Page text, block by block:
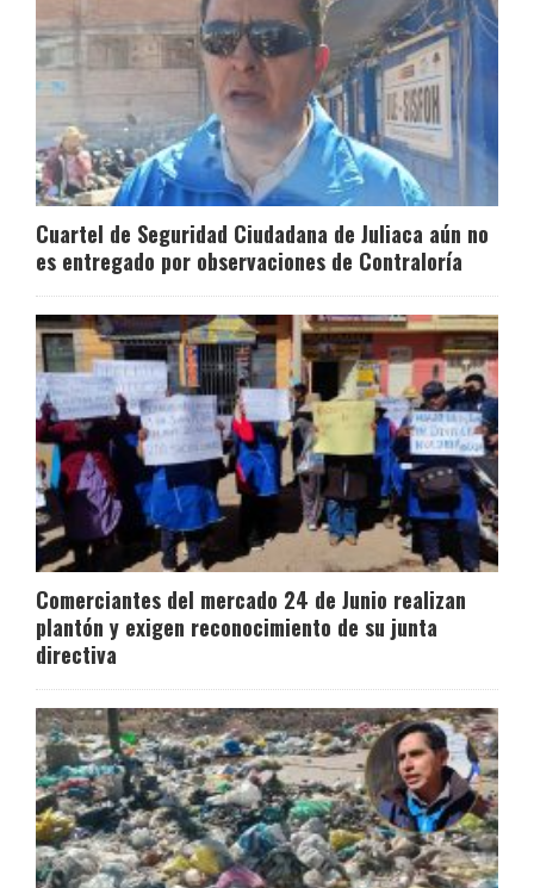
Cuartel de Seguridad Ciudadana de Juliaca aún no
es entregado por observaciones de Contraloría
Comerciantes del mercado 24 de Junio realizan
plantón y exigen reconocimiento de su junta
directiva